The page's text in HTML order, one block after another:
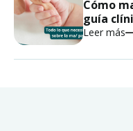
Cómo
guía
Leer más